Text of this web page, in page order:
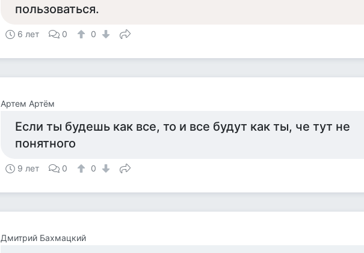
пользоваться.
6 лет 0 0
Артем Артём
Если ты будешь как все, то и все будут как ты, че тут не
понятного
9 лет 0 0
Дмитрий Бахмацкий